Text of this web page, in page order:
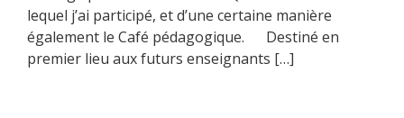
lequel j’ai participé, et d’une certaine manière
également le Café pédagogique. Destiné en
premier lieu aux futurs enseignants […]